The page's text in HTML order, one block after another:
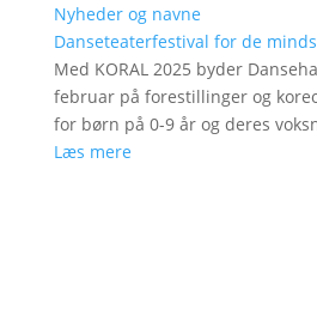
Nyheder og navne
Danseteaterfestival for de
Med KORAL 2025 byder
februar på forestillinger og
for børn på 0-9 år og deres
Læs mere